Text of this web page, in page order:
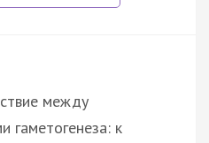
между
гаметогенеза: к